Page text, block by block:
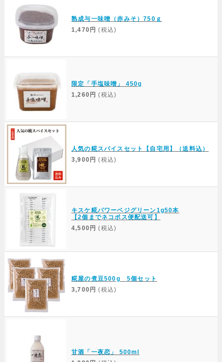
熟成与一味噌（赤みそ）750ｇ
1,470円 (税込)
限定「手塩味噌」 450g
1,260円 (税込)
人気の糀スパイスセット【自宅用】（送料込）
3,900円 (税込)
キスケ糀パワーベジグリーン1g50本
【2個までネコポス便配送可】
4,500円 (税込)
糀屋の煮豆500g 5個セット
3,700円 (税込)
甘酒「一夜恋」 500ml